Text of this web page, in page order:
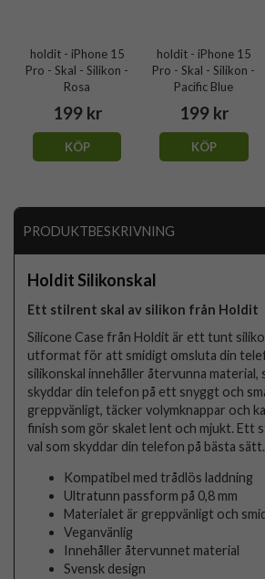
holdit - iPhone 15
Pro - Skal - Silikon -
Rosa
199 kr
KÖP
holdit - iPhone 15
Pro - Skal - Silikon -
Pacific Blue
199 kr
KÖP
PRODUKTBESKRIVNING
Holdit Silikonskal
Ett stilrent skal av silikon från Holdit
Silicone Case från Holdit är ett tunt
utformat för att smidigt omsluta din
silikonskal innehåller återvunna material,
skyddar din telefon på ett snyggt och
greppvänligt, täcker volymknappar och
finish som gör skalet lent och mjukt. Ett
val som skyddar din telefon på bästa sätt.
Kompatibel med trådlös laddning
Ultratunn passform på 0,8 mm
Materialet är greppvänligt och
Veganvänlig
Innehåller återvunnet material
Svensk design